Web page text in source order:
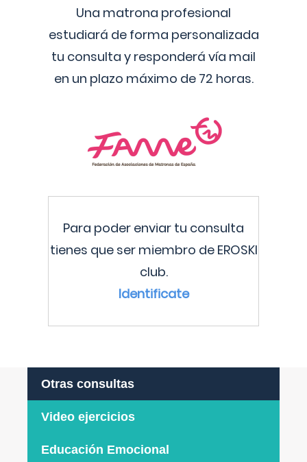
Una matrona profesional
estudiará de forma personalizada
tu consulta y responderá vía mail
en un plazo máximo de 72 horas.
Para poder enviar tu consulta
tienes que ser miembro de EROSKI
club.
Identificate
Otras consultas
Video ejercicios
Educación Emocional